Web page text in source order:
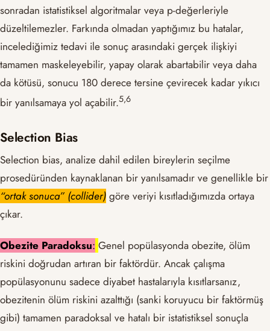
sonradan istatistiksel algoritmalar veya p-değerleriyle
düzeltilemezler. Farkında olmadan yaptığımız bu hatalar,
incelediğimiz tedavi ile sonuç arasındaki gerçek ilişkiyi
tamamen maskeleyebilir, yapay olarak abartabilir veya daha
da kötüsü, sonucu 180 derece tersine çevirecek kadar yıkıcı
bir yanılsamaya yol açabilir.​5,6​
Selection Bias
Selection bias, analize dahil edilen bireylerin seçilme
prosedüründen kaynaklanan bir yanılsamadır ve genellikle bir
“ortak sonuca” (collider) göre veriyi kısıtladığımızda ortaya
çıkar.
Obezite Paradoksu: Genel popülasyonda obezite, ölüm
riskini doğrudan artıran bir faktördür. Ancak çalışma
popülasyonunu sadece diyabet hastalarıyla kısıtlarsanız,
obezitenin ölüm riskini azalttığı (sanki koruyucu bir faktörmüş
gibi) tamamen paradoksal ve hatalı bir istatistiksel sonuçla